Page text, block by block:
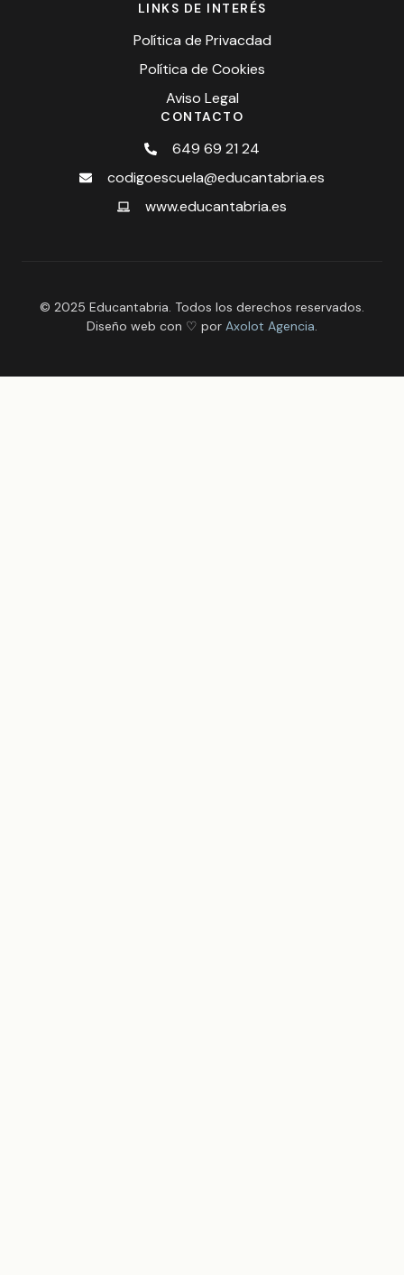
LINKS DE INTERÉS
Política de Privacdad
Política de Cookies
Aviso Legal
CONTACTO
649 69 21 24
codigoescuela@educantabria.es
www.educantabria.es
© 2025 Educantabria. Todos los derechos reservados.
Diseño web con ♡ por Axolot Agencia